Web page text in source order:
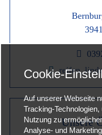


Unsere
Cookie-
Auf unserer Webseite
Tracking-
Nutzung zu
Analyse- und